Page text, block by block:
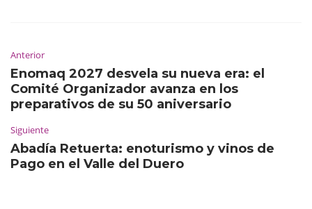
Anterior
Enomaq 2027 desvela su nueva era: el
Comité Organizador avanza en los
preparativos de su 50 aniversario
Siguiente
Abadía Retuerta: enoturismo y vinos de
Pago en el Valle del Duero